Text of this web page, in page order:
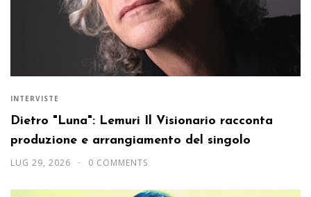
INTERVISTE
Dietro "Luna": Lemuri Il Visionario racconta
produzione e arrangiamento del singolo
LUG 29, 2026 0 COMMENTS